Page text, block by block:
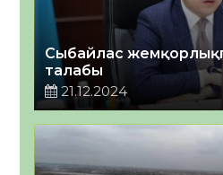
Сыбайлас
талабы
21.12.2024